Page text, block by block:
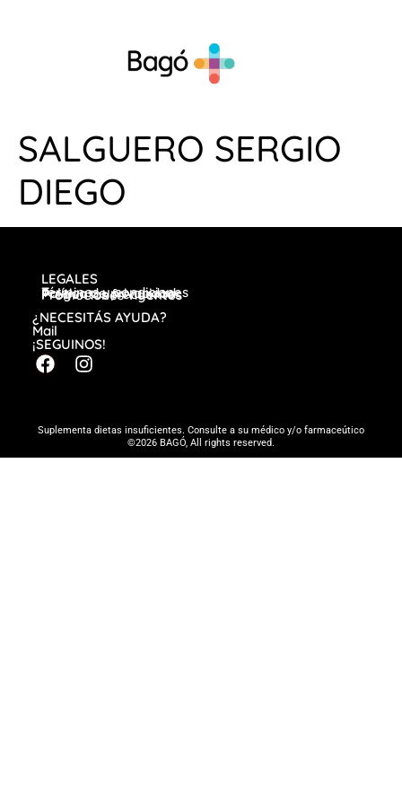
SALGUERO SERGIO
DIEGO
LEGALES
Términos y condiciones
Política de privacidad
Preguntas frecuentes
Promociones vigentes
¿NECESITÁS AYUDA?
Mail
¡SEGUINOS!
Suplementa dietas insuficientes. Consulte a su médico y/o farmaceútico
©2026 BAGÓ, All rights reserved.